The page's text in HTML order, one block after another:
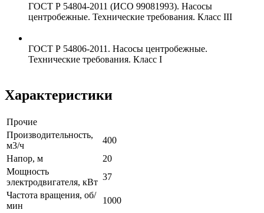
ГОСТ Р 54804-2011 (ИСО 99081993). Насосы
центробежные. Технические требования. Класс III
ГОСТ Р 54806-2011. Насосы центробежные.
Технические требования. Класс I
Характеристики
Прочие
Производительность,
м3/ч
400
Напор, м
20
Мощность
электродвигателя, кВт
37
Частота вращения, об/
мин
1000